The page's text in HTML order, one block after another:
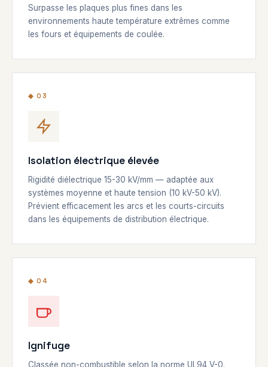
Surpasse les plaques plus fines dans les
environnements haute température extrêmes comme
les fours et équipements de coulée.
◆ 03
Isolation électrique élevée
Rigidité diélectrique 15-30 kV/mm — adaptée aux
systèmes moyenne et haute tension (10 kV-50 kV).
Prévient efficacement les arcs et les courts-circuits
dans les équipements de distribution électrique.
◆ 04
Ignifuge
Classée non-combustible selon la norme UL94 V-0.